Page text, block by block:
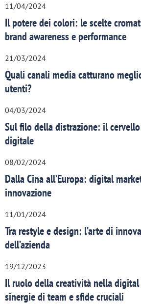
11/04/2024
Il potere dei colori: le scelte
brand awareness e performance
21/03/2024
Quali canali media catturano
utenti?
04/03/2024
Sul filo della distrazione: il
digitale
08/02/2024
Dalla Cina all’Europa: digital
innovazione
11/01/2024
Tra restyle e design: l’arte di
dell’azienda
19/12/2023
Il ruolo della creatività nella
sinergie di team e sfide cruciali